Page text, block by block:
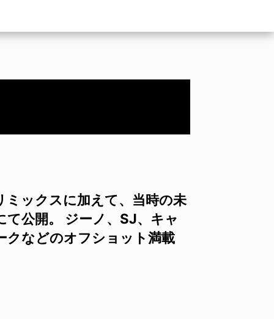
ミックスに加えて、当時の未
公開。 ジーノ、SJ、キャ
クなどのオフショット満載